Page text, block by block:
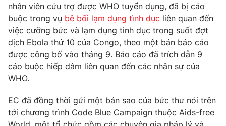
Cơ quan chủ quản:Đài Truyền hình Việt Nam
Cơ quan báo chí:Thời báo VTV
Giấy phép hoạt động báo in và báo điện tử số 483/GP-BTTTT
cấp ngày 29/12/2023
Tổng Biên tập: Vũ Thanh Thủy
Phó Tổng Biên tập:
Tổng đài VTV: 024.38 355 931 - 024.38 355 932
Ðiện thoại Thời báo VTV:024.66 897 897
nhân viên cứu trợ được WHO tuyển dụng, đã bị cáo
buộc trong vụ bê bối lạm dụng tình dục liên quan đến
việc cưỡng bức và lạm dụng tình dục trong suốt đợt
dịch Ebola thứ 10 của Congo, theo một bản báo cáo
được công bố vào tháng 9. Báo cáo đã trích dẫn 9
cáo buộc hiếp dâm liên quan đến các nhân sự của
WHO.
EC đã đồng thời gửi một bản sao của bức thư nói trên
tới chương trình Code Blue Campaign thuộc Aids-free